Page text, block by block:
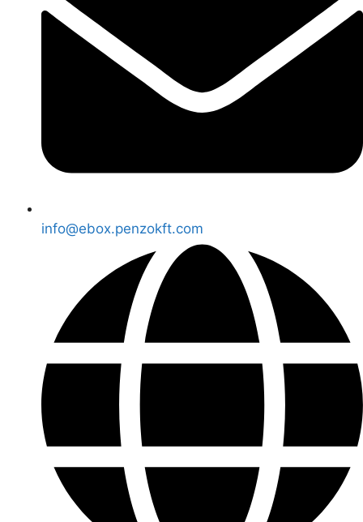
info@ebox.penzokft.com